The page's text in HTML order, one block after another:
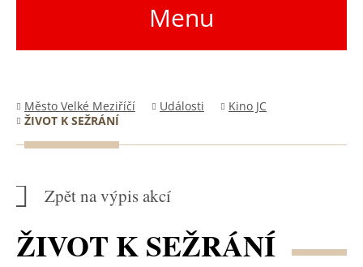
Menu
Město Velké Meziříčí Události
Kino JC
ŽIVOT K SEŽRÁNÍ
Zpět na výpis akcí
ŽIVOT K SEŽRÁNÍ